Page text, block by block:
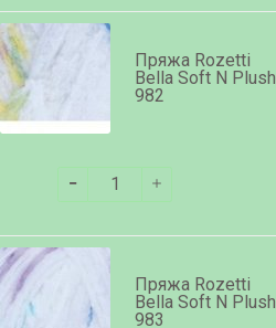
Пряжа Rozetti
Bella Soft N Plush
982
Пряжа Rozetti
Bella Soft N Plush
983